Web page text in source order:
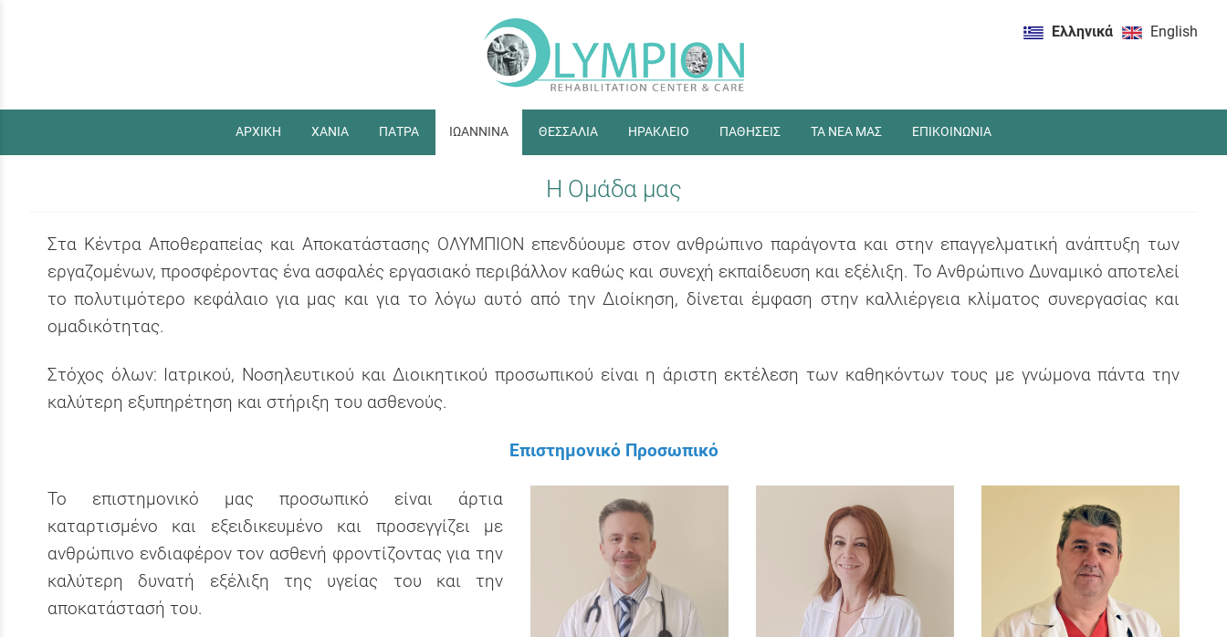
Ελληνικά English
ΑΡΧΙΚΗ ΧΑΝΙΑ ΠΑΤΡΑ ΙΩΑΝΝΙΝΑ ΘΕΣΣΑΛΙΑ ΗΡΑΚΛΕΙΟ ΠΑΘΗΣΕΙΣ ΤΑ ΝΕΑ ΜΑΣ ΕΠΙΚΟΙΝΩΝΙΑ
Η Ομάδα μας
Στα Κέντρα Αποθεραπείας και Αποκατάστασης ΟΛΥΜΠΙΟΝ επενδύουμε στον ανθρώπινο παράγοντα και στην επαγγελματική ανάπτυξη των
εργαζομένων, προσφέροντας ένα ασφαλές εργασιακό περιβάλλον καθώς και συνεχή εκπαίδευση και εξέλιξη. Το Ανθρώπινο Δυναμικό αποτελεί
το πολυτιμότερο κεφάλαιο για μας και για το λόγω αυτό από την Διοίκηση, δίνεται έμφαση στην καλλιέργεια κλίματος συνεργασίας και
ομαδικότητας.
Στόχος όλων: Ιατρικού, Νοσηλευτικού και Διοικητικού προσωπικού είναι η άριστη εκτέλεση των καθηκόντων τους με γνώμονα πάντα την
καλύτερη εξυπηρέτηση και στήριξη του ασθενούς.
Επιστημονικό Προσωπικό
Το επιστημονικό μας προσωπικό είναι άρτια
καταρτισμένο και εξειδικευμένο και προσεγγίζει με
ανθρώπινο ενδιαφέρον τον ασθενή φροντίζοντας για την
καλύτερη δυνατή εξέλιξη της υγείας του και την
αποκατάστασή του.